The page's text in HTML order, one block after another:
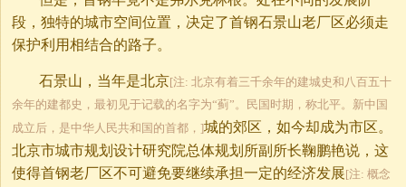
段，独特的城市空间位置，决定了首钢石景山老厂区必须走
保护利用相结合的路子。
石景山，当年是北京[注: 北京有着三千余年的建城史和八百五十
余年的建都史，最初见于记载的名字为“蓟”。民国时期，称北平。新中国
成立后，是中华人民共和国的首都，]城的郊区，如今却成为市区。
北京市城市规划设计研究院总体规划所副所长鞠鹏艳说，这
使得首钢老厂区不可避免要继续承担一定的经济发展[注: 概念